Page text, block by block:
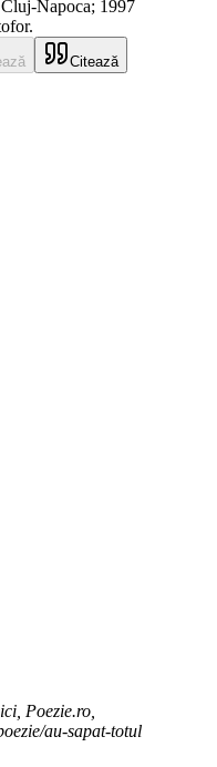
Napoca; 1997
Citează
Poezie.ro,
au-sapat-totul